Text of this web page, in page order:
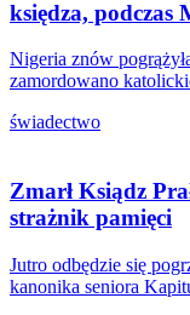
księdza, podczas
Nigeria znów
zamordowano
świadectwo
Zmarł Ksiądz
strażnik pamięci
Jutro odbędzie się
kanonika seniora